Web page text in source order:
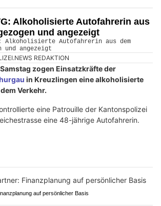
Alkoholisierte Autofahrerin aus
und angezeigt
REDAKTION
zogen Einsatzkräfte der
in Kreuzlingen eine alkoholisierte
Verkehr.
eine Patrouille der Kantonspolizei
eine 48-jährige Autofahrerin.
auf persönlicher Basis